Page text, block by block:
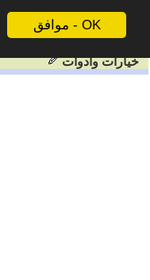
موافق - OK
خيارات وادوات